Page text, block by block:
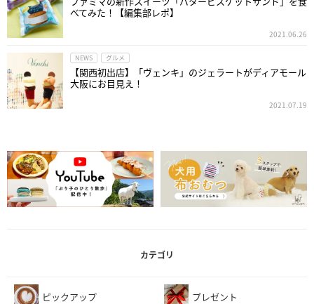
べてみた！【編集部レポ】
2021.06.26
NEWS グルメ
【関西初出店】「ヴェンキ」のジェラートがディアモール
大阪にお目見え！
2021.07.19
カテゴリ
ピックアップ プレゼント